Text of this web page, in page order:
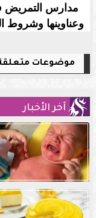
وعناوينها وشروط
موضوعات
آخر الأخبار